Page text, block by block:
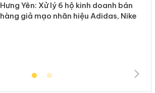
Hưng Yên: Xử lý 6 hộ kinh doanh bán
hàng giả mạo nhãn hiệu Adidas, Nike